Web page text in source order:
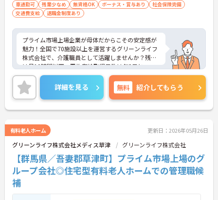
車通勤可 残業少なめ 無資格OK ボーナス・賞与あり
社会保険完備
交通費支給
退職金制度あり
プライム市場上場企業が母体だからこその安定感が
魅力！全国で70施設以上を運営するグリーンライフ
株式会社で、介護職員として活躍しませんか？残業
は月10時間以下、平均有給取得日数は年9日と、ワ
ークライフバランスを大切にできる環境です。階層
別・職種別の研修制度も充実しており、スキルアッ
プを目指せる風土が整っています。温かみのある職
場で、これまでの経験を活かし、チームで連携しな
がら質の高いケアを提供したいという意欲のある方
詳細を見る 無料 紹介してもらう
有料老人ホーム 更新日：2026年05月26日
グリーンライフ株式会社メディス草津 グリーンライフ株式会社
【群馬県／吾妻郡草津町】プライム市場上場のグ
ループ会社◎住宅型有料老人ホームでの管理職候
補